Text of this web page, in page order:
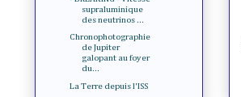
supraluminique
des neutrinos ...
Chronophotographie
de Jupiter
galopant au foyer
du...
La Terre depuis l'ISS